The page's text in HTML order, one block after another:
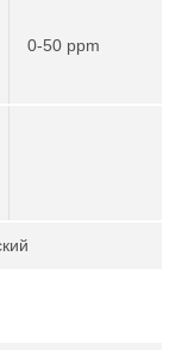
0-50 ppm